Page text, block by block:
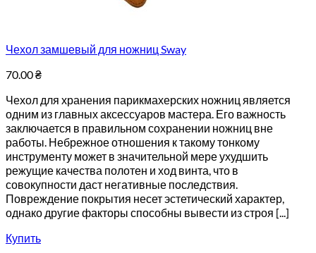
Чехол замшевый для ножниц Sway
70.00₴
Чехол для хранения парикмахерских ножниц является
одним из главных аксессуаров мастера. Его важность
заключается в правильном сохранении ножниц вне
работы. Небрежное отношения к такому тонкому
инструменту может в значительной мере ухудшить
режущие качества полотен и ход винта, что в
совокупности даст негативные последствия.
Повреждение покрытия несет эстетический характер,
однако другие факторы способны вывести из строя [...]
Купить